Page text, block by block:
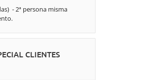
- 2ª persona misma
CLIENTES